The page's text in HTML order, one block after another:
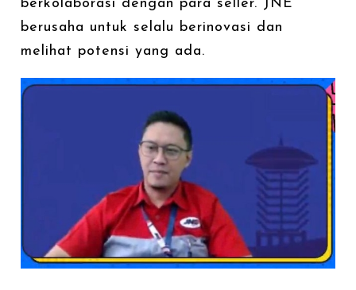
berkolaborasi dengan para seller. JNE
berusaha untuk selalu berinovasi dan
melihat potensi yang ada.